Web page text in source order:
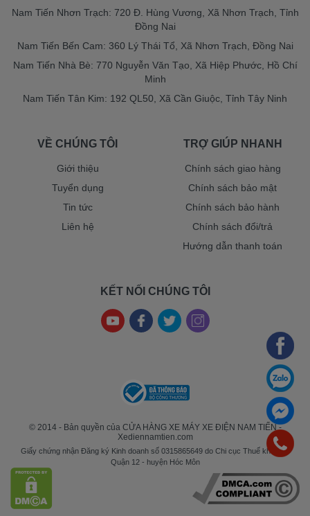
Nam Tiến Nhơn Trạch: 720 Đ. Hùng Vương, Xã Nhơn Trạch, Tỉnh
Đồng Nai
Nam Tiến Bến Cam: 360 Lý Thái Tổ, Xã Nhơn Trạch, Đồng Nai
Nam Tiến Nhà Bè: 770 Nguyễn Văn Tạo, Xã Hiệp Phước, Hồ Chí
Minh
Nam Tiến Tân Kim: 192 QL50, Xã Cần Giuộc, Tỉnh Tây Ninh
VỀ CHÚNG TÔI
Giới thiệu
Tuyển dụng
Tin tức
Liên hệ
TRỢ GIÚP NHANH
Chính sách giao hàng
Chính sách bảo mật
Chính sách bảo hành
Chính sách đổi/trả
Hướng dẫn thanh toán
KẾT NỐI CHÚNG TÔI
© 2014 - Bản quyền của CỬA HÀNG XE MÁY XE ĐIỆN NAM TIẾN -
Xediennamtien.com
Giấy chứng nhận Đăng ký Kinh doanh số 0315865649 do Chi cục Thuế khu vực
Quận 12 - huyện Hóc Môn